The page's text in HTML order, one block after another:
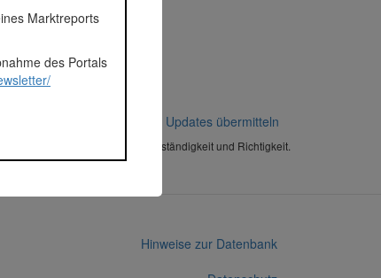
Korrekturen / Updates übermitteln
Angaben ohne Gewähr auf Vollständigkeit und Richtigkeit.
Hinweise zur Datenbank
Marktreports
des Portals